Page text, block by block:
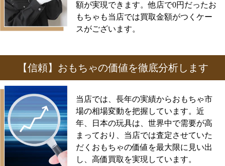
額が実現できます。他店で0円だったお
もちゃも当店では買取金額がつくケー
スがございます。
【信頼】おもちゃの価値を徹底分析します
当店では、長年の実績からおもちゃ市
場の相場変動を把握しています。近
年、日本の玩具は、世界中で需要が高
まっており、当店では査定させていた
だくおもちゃの価値を最大限に見い出
し、高価買取を実現しています。